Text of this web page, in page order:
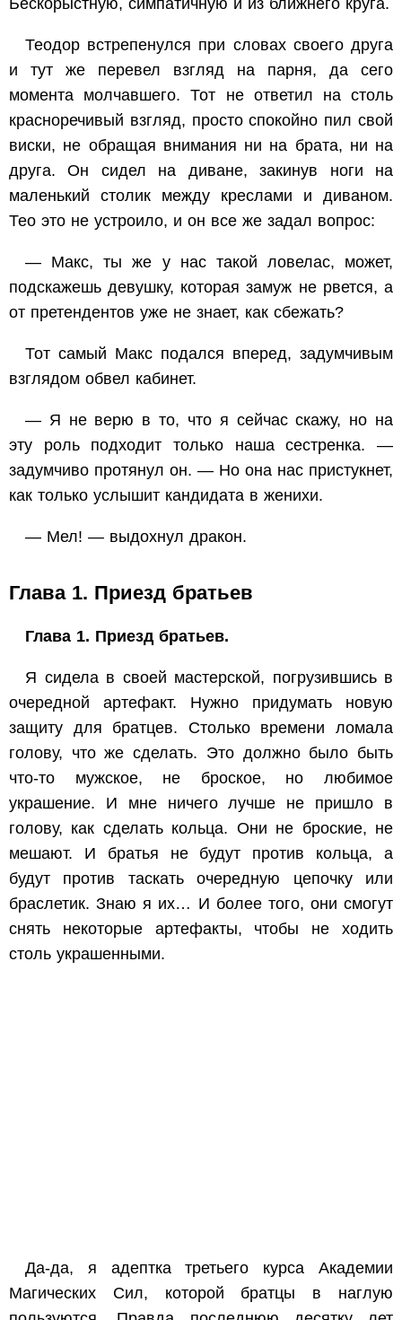
Теодор встрепенулся при словах своего друга
и тут же перевел взгляд на парня, да сего
момента молчавшего. Тот не ответил на столь
красноречивый взгляд, просто спокойно пил свой
виски, не обращая внимания ни на брата, ни на
друга. Он сидел на диване, закинув ноги на
маленький столик между креслами и диваном.
Тео это не устроило, и он все же задал вопрос:
— Макс, ты же у нас такой ловелас, может,
подскажешь девушку, которая замуж не рвется, а
от претендентов уже не знает, как сбежать?
Тот самый Макс подался вперед, задумчивым
взглядом обвел кабинет.
— Я не верю в то, что я сейчас скажу, но на
эту роль подходит только наша сестренка. —
задумчиво протянул он. — Но она нас пристукнет,
как только услышит кандидата в женихи.
— Мел! — выдохнул дракон.
Глава 1. Приезд братьев
Глава 1. Приезд братьев.
Я сидела в своей мастерской, погрузившись в
очередной артефакт. Нужно придумать новую
защиту для братцев. Столько времени ломала
голову, что же сделать. Это должно было быть
что-то мужское, не броское, но любимое
украшение. И мне ничего лучше не пришло в
голову, как сделать кольца. Они не броские, не
мешают. И братья не будут против кольца, а
будут против таскать очередную цепочку или
браслетик. Знаю я их… И более того, они смогут
снять некоторые артефакты, чтобы не ходить
столь украшенными.
Да-да, я адептка третьего курса Академии
Магических Сил, которой братцы в наглую